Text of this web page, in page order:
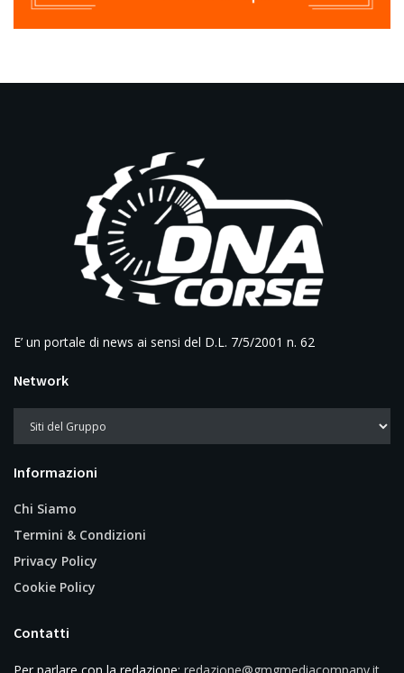
E’ un portale di news ai sensi del D.L. 7/5/2001 n. 62
Network
Informazioni
Chi Siamo
Termini & Condizioni
Privacy Policy
Cookie Policy
Contatti